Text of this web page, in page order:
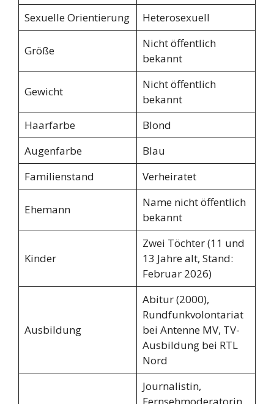
Sexuelle Orientierung
Heterosexuell
Größe
Nicht öffentlich
bekannt
Gewicht
Nicht öffentlich
bekannt
Haarfarbe
Blond
Augenfarbe
Blau
Familienstand
Verheiratet
Ehemann
Name nicht öffentlich
bekannt
Kinder
Zwei Töchter (11 und
13 Jahre alt, Stand:
Februar 2026)
Ausbildung
Abitur (2000),
Rundfunkvolontariat
bei Antenne MV, TV-
Ausbildung bei RTL
Nord
Journalistin,